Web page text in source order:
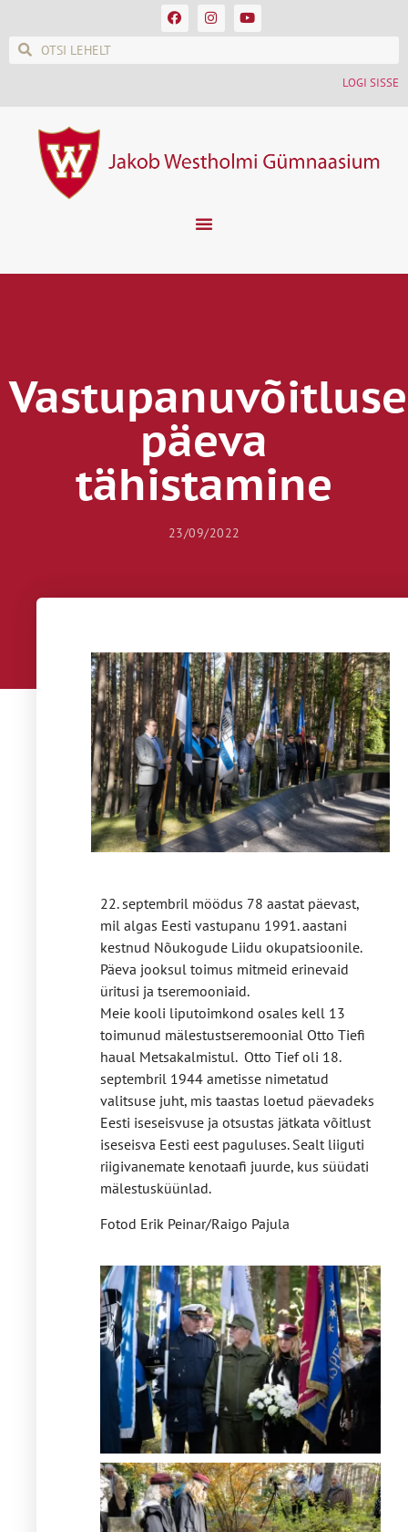
LOGI SISSE
Vastupanuvõitluse
päeva
tähistamine
23/09/2022
22. septembril möödus 78 aastat päevast,
mil algas Eesti vastupanu 1991. aastani
kestnud Nõukogude Liidu okupatsioonile.
Päeva jooksul toimus mitmeid erinevaid
üritusi ja tseremooniaid.
Meie kooli liputoimkond osales kell 13
toimunud mälestustseremoonial Otto Tiefi
haual Metsakalmistul. Otto Tief oli 18.
septembril 1944 ametisse nimetatud
valitsuse juht, mis taastas loetud päevadeks
Eesti iseseisvuse ja otsustas jätkata võitlust
iseseisva Eesti eest paguluses. Sealt liiguti
riigivanemate kenotaafi juurde, kus süüdati
mälestusküünlad.
Fotod Erik Peinar/Raigo Pajula